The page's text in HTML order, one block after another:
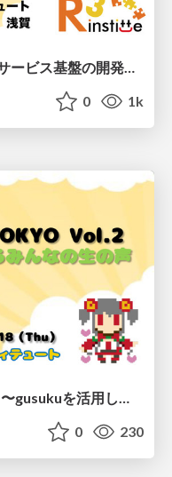
0 1k
gusuku Meetup TOKYO Vol.2 〜gusukuを活用してるみんなの生の声を聞いちゃおう！〜 /gusuku-meetup-tokyo_vol2
0 230